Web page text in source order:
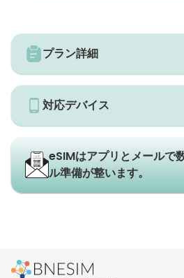
プラン詳細
対応デバイス
eSIMはアプリとメールで
ル準備が整います。